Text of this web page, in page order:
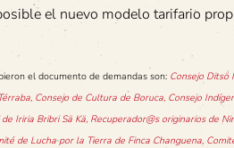
el nuevo modelo tarifario
el documento de demandas son: Consejo Ditsö
Consejo de Cultura de Boruca, Consejo
Iriria Bribri Sä Kä, Recuperador@s originarios de
de Lucha por la Tierra de Finca Changuena,